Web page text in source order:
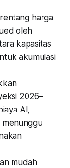
harga
oleh
kapasitas
akumulasi
2026–
AI,
menunggu
mudah